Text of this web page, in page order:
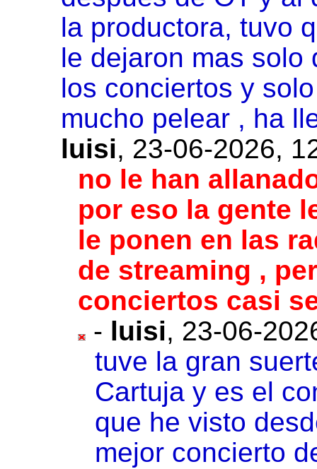
la productora, tuvo
le dejaron mas solo
los conciertos y
mucho pelear , ha
luisi, 23-06-2026,
no le han
por eso la gente
le ponen en las
de streaming ,
conciertos casi
- luisi, 23-06-
tuve la gran
Cartuja y es el
que he visto
mejor concierto